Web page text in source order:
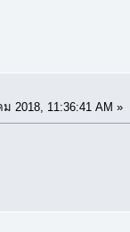
2018, 11:36:41 AM »